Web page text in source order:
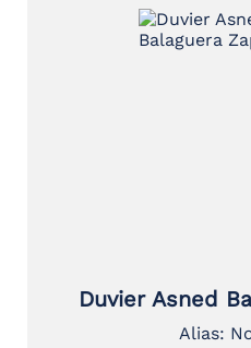
Duvier Asned
Alias: